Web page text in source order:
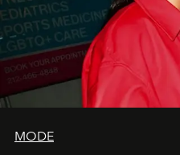
MODE